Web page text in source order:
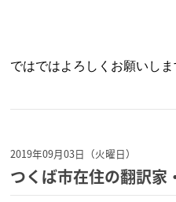
ではではよろしくお願いし
2019年09月03日（火曜日）
つくば市在住の翻訳家